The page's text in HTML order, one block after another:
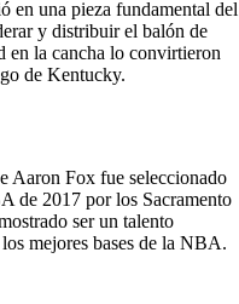
en una pieza fundamental del
y distribuir el balón de
en la cancha lo convirtieron
de Kentucky.
Aaron Fox fue seleccionado
de 2017 por los Sacramento
ser un talento
mejores bases de la NBA.